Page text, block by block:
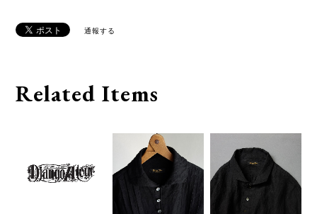
通報する
Related Items